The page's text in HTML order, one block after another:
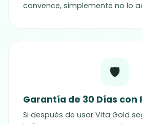
convence, simplemente no lo
🛡️
Garantía de 30 Días con
Si después de usar Vita Gold